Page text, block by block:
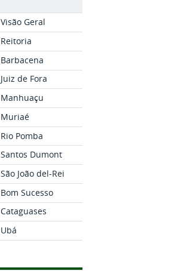
Visão Geral
Reitoria
Barbacena
Juiz de Fora
Manhuaçu
Muriaé
Rio Pomba
Santos Dumont
São João del-Rei
Bom Sucesso
Cataguases
Ubá